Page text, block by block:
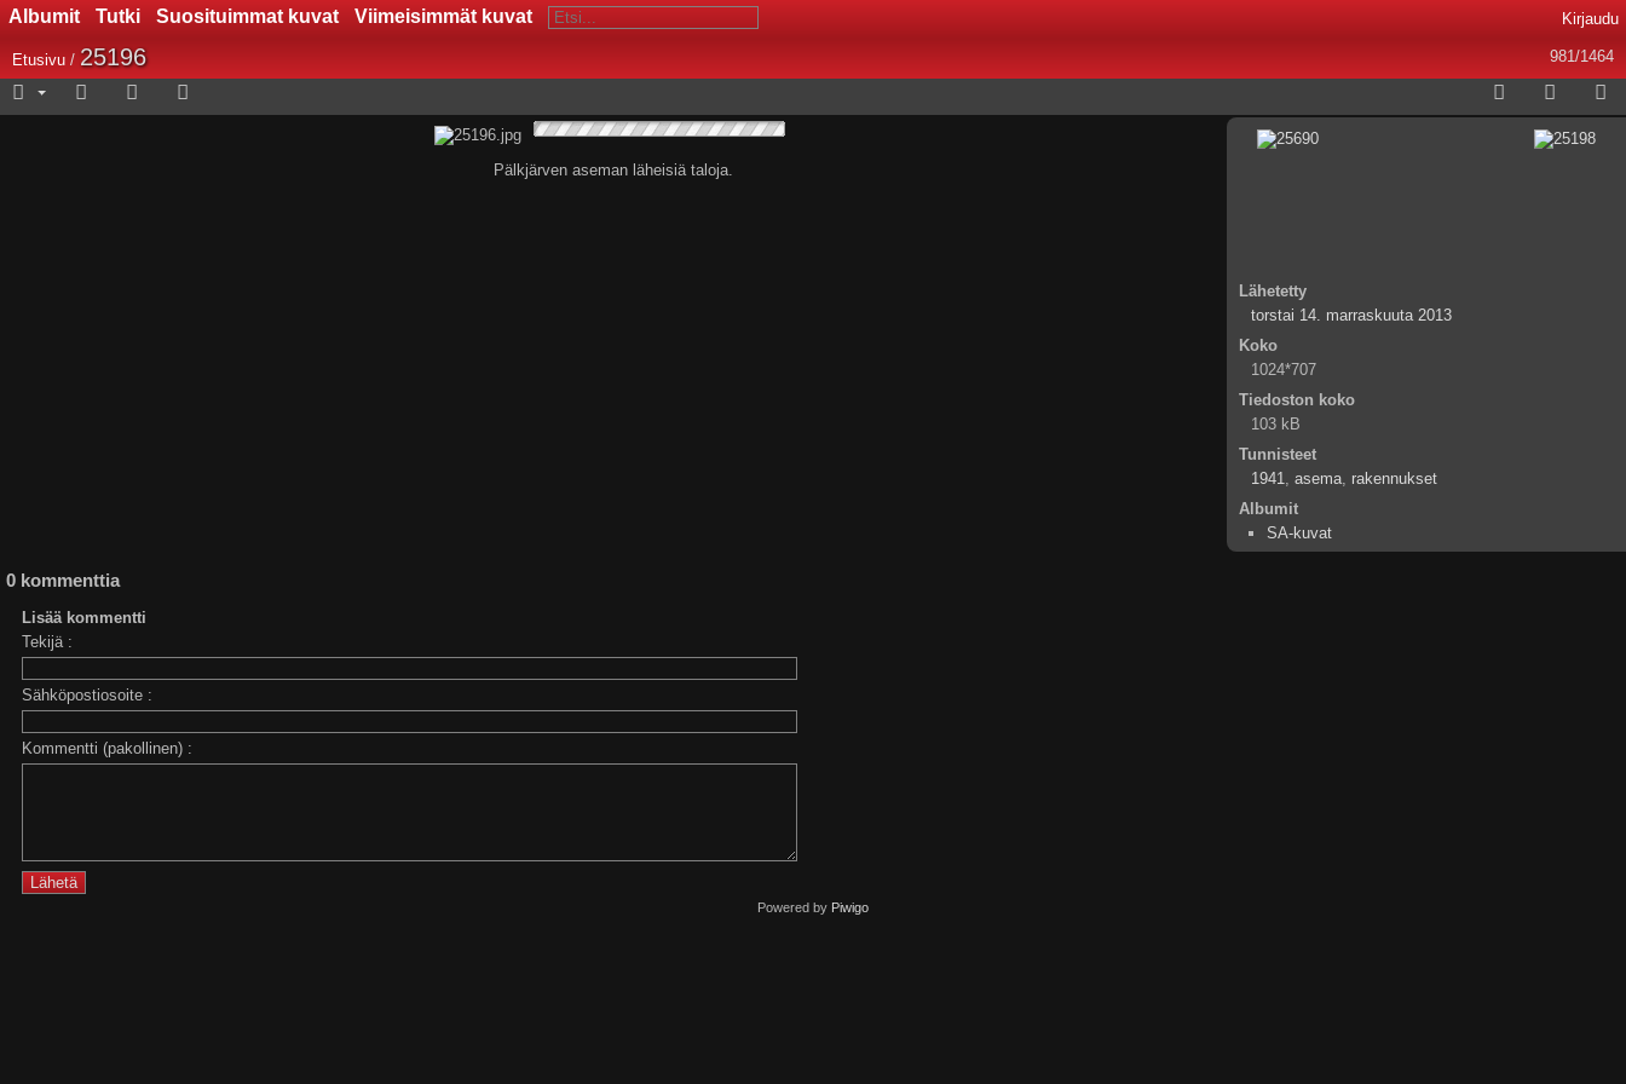
Albumit Tutki Suosituimmat kuvat Viimeisimmät kuvat Kirjaudu
981/1464
Etusivu / 25196
Pälkjärven aseman läheisiä taloja.
Lähetetty
torstai 14. marraskuuta 2013
Koko
1024*707
Tiedoston koko
103 kB
Tunnisteet
1941, asema, rakennukset
Albumit
SA-kuvat
0 kommenttia
Lisää kommentti
Tekijä :
Sähköpostiosoite :
Kommentti (pakollinen) :
Powered by Piwigo